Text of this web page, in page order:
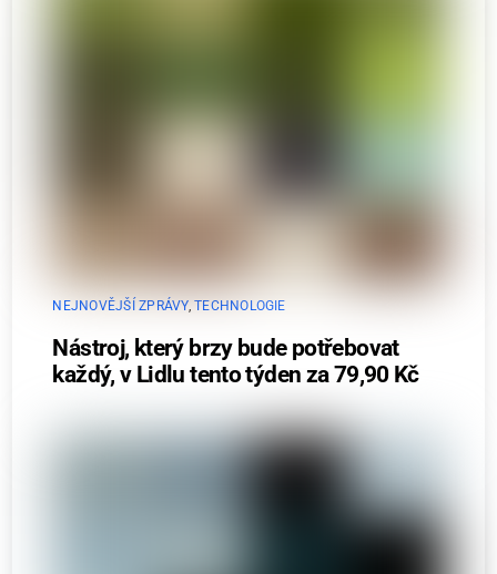
NEJNOVĚJŠÍ ZPRÁVY,TECHNOLOGIE
Nástroj, který brzy bude potřebovat
každý, v Lidlu tento týden za 79,90 Kč